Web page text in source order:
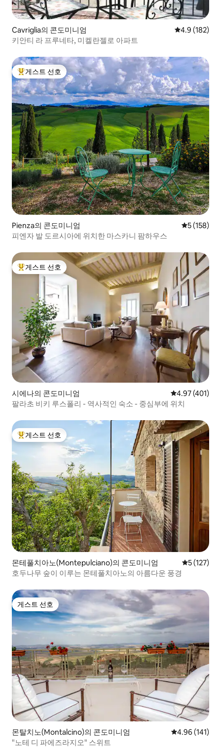
Cavriglia의 콘도미니엄 평점 4.9점(5
4.9 (182)
키안티 라 프루네타, 미켈란젤로 아파트
상위 게스트 선호
게스트 선호
Pienza의 콘도미니엄 평점 5점(5
5 (158)
피엔자 발 도르시아에 위치한 마스카니 팜하우스
상위 게스트 선호
게스트 선호
시에나의 콘도미니엄 평점 4.97점(5
4.97 (401)
팔라초 비키 루스폴리 - 역사적인 숙소 - 중심부에 위치
상위 게스트 선호
게스트 선호
몬테풀치아노(Montepulciano)의 콘도미니엄 평점 5점(5
5 (127)
호두나무 숲이 이루는 몬테풀치아노의 아름다운 풍경
게스트 선호
게스트 선호
몬탈치노(Montalcino)의 콘도미니엄 평점 4.96점(5
4.96 (141)
"노테 디 파에즈라지오" 스위트